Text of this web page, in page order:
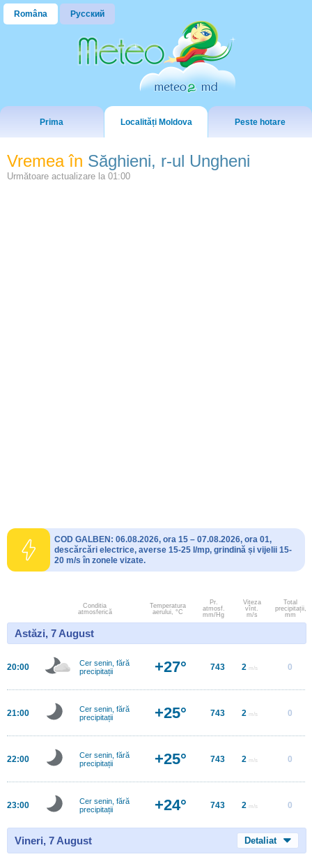
Româna Русский
Prima Localități Moldova Peste hotare
Vremea în Săghieni, r-ul Ungheni
Următoare actualizare la 01:00
COD GALBEN: 06.08.2026, ora 15 – 07.08.2026, ora 01,
descărcări electrice, averse 15-25 l/mp, grindină și vijelii 15-
20 m/s în zonele vizate.
Conditia
atmosferică
Temperatura
aerului, °C
Pr.
atmosf.
mm/Hg
Viteza
vînt.
m/s
Total
precipitații,
mm
Astăzi, 7 August
20:00
Cer senin, fără
precipitații
+27° 743 2 m/s 0
21:00
Cer senin, fără
precipitații
+25° 743 2 m/s 0
22:00
Cer senin, fără
precipitații
+25° 743 2 m/s 0
23:00
Cer senin, fără
precipitații
+24° 743 2 m/s 0
Vineri, 7 August Detaliat